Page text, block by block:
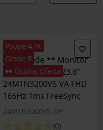
Poupe 47%
Grade B
🕶️ Óculos Oferta
** B Grade ** Monitor
Philips Gaming 23.8"
24M1N3200VS VA FHD
165Hz 1ms FreeSync
24M1N3200VS-OP
(0)